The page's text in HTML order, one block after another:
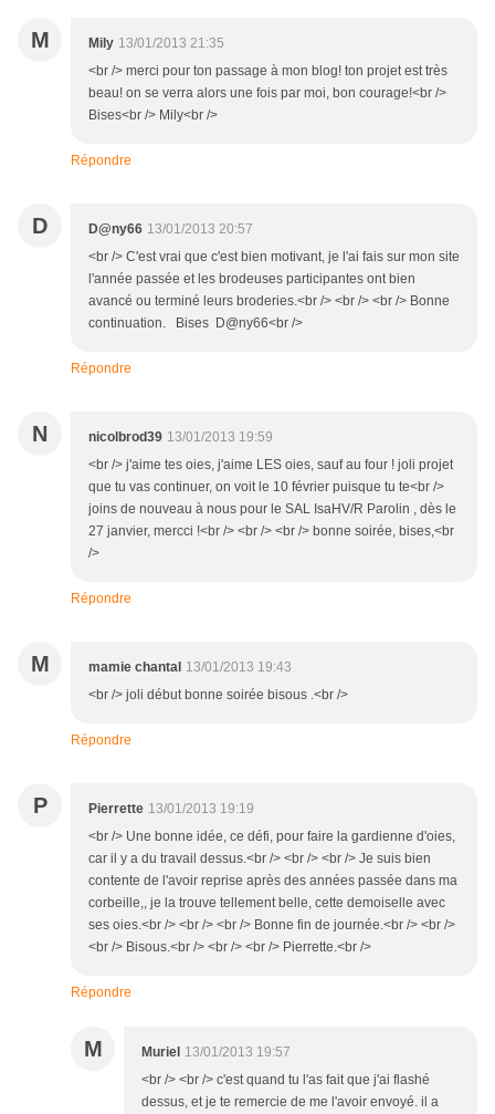
M Mily 13/01/2013 21:35
<br /> merci pour ton passage à mon blog! ton projet est très
beau! on se verra alors une fois par moi, bon courage!<br />
Bises<br /> Mily<br />
Répondre
D D@ny66 13/01/2013 20:57
<br /> C'est vrai que c'est bien motivant, je l'ai fais sur mon site
l'année passée et les brodeuses participantes ont bien
avancé ou terminé leurs broderies.<br /> <br /> <br /> Bonne
continuation. Bises D@ny66<br />
Répondre
N nicolbrod39 13/01/2013 19:59
<br /> j'aime tes oies, j'aime LES oies, sauf au four ! joli projet
que tu vas continuer, on voit le 10 février puisque tu te<br />
joins de nouveau à nous pour le SAL IsaHV/R Parolin , dès le
27 janvier, mercci !<br /> <br /> <br /> bonne soirée, bises,<br
/>
Répondre
M mamie chantal 13/01/2013 19:43
<br /> joli début bonne soirée bisous .<br />
Répondre
P Pierrette 13/01/2013 19:19
<br /> Une bonne idée, ce défi, pour faire la gardienne d'oies,
car il y a du travail dessus.<br /> <br /> <br /> Je suis bien
contente de l'avoir reprise après des années passée dans ma
corbeille,, je la trouve tellement belle, cette demoiselle avec
ses oies.<br /> <br /> <br /> Bonne fin de journée.<br /> <br />
<br /> Bisous.<br /> <br /> <br /> Pierrette.<br />
Répondre
M Muriel 13/01/2013 19:57
<br /> <br /> c'est quand tu l'as fait que j'ai flashé
dessus, et je te remercie de me l'avoir envoyé. il a